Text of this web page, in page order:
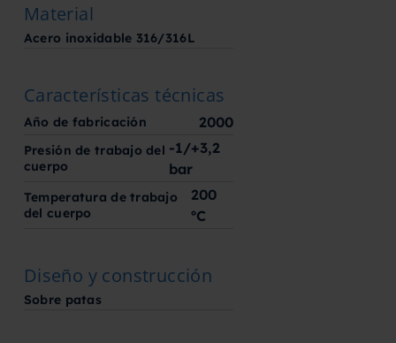
Material
Acero inoxidable 316/316L
Características técnicas
Año de fabricación 2000
Presión de trabajo del
cuerpo
-1/+3,2
bar
Temperatura de trabajo
del cuerpo
200
ºC
Diseño y construcción
Sobre patas